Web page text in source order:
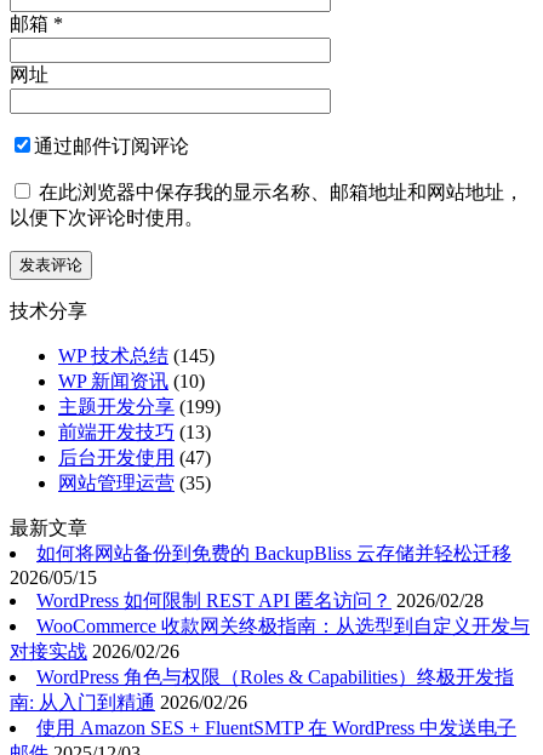
邮箱 *
网址
通过邮件订阅评论
在此浏览器中保存我的显示名称、邮箱地址和网站地址，
以便下次评论时使用。
技术分享
WP 技术总结 (145)
WP 新闻资讯 (10)
主题开发分享 (199)
前端开发技巧 (13)
后台开发使用 (47)
网站管理运营 (35)
最新文章
如何将网站备份到免费的 BackupBliss 云存储并轻松迁移
2026/05/15
WordPress 如何限制 REST API 匿名访问？ 2026/02/28
WooCommerce 收款网关终极指南：从选型到自定义开发与
对接实战 2026/02/26
WordPress 角色与权限（Roles & Capabilities）终极开发指
南: 从入门到精通 2026/02/26
使用 Amazon SES + FluentSMTP 在 WordPress 中发送电子